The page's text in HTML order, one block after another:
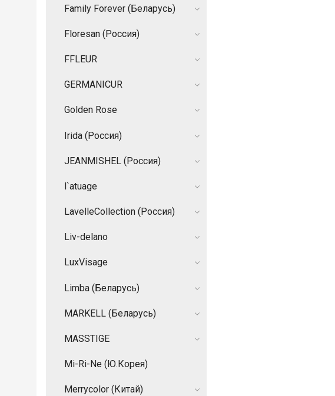
Family Forever (Беларусь)
Floresan (Россия)
FFLEUR
GERMANIСUR
Golden Rose
Irida (Россия)
JEANMISHEL (Россия)
l`atuage
LavelleCollection (Россия)
Liv-delano
LuxVisage
Limba (Беларусь)
MARKELL (Беларусь)
MASSTIGE
Mi-Ri-Ne (Ю.Корея)
Merrycolor (Китай)